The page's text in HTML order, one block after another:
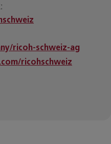
ricoh-schweiz-ag
ricohschweiz